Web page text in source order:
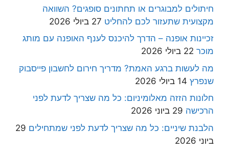
חיתולים למבוגרים או תחתונים סופגים? השוואה
מקצועית שתעזור לכם להחליט 27 ביולי 2026
זכיינות אופנה – הדרך להיכנס לענף האופנה עם מותג
מוכר 22 ביולי 2026
מה לעשות ברגע האמת? מדריך חירום לחשבון פייסבוק
שנפרץ 14 ביולי 2026
חלונות הזזה מאלומיניום: כל מה שצריך לדעת לפני
הרכישה 29 ביוני 2026
הלבנת שיניים: כל מה שצריך לדעת לפני שמתחילים 29
ביוני 2026